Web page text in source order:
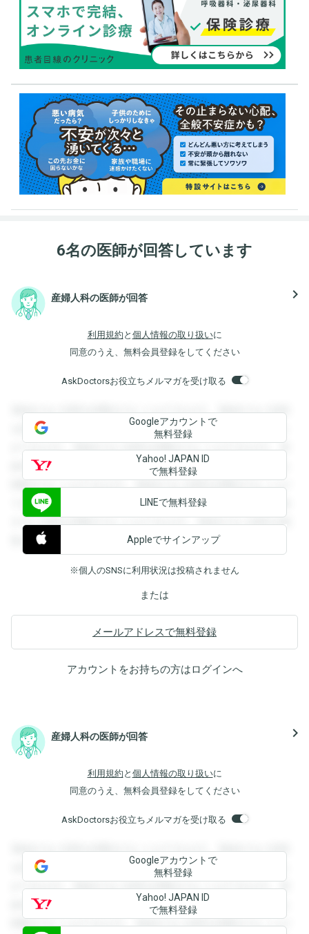
6名の医師が回答しています
産婦人科の医師が回答 navigate_next
利用規約 と 個人情報の取り扱いに
同意のうえ、無料会員登録をしてください
AskDoctorsお役立ちメルマガを受け取る
登録すると回答を閲覧することができます。登録すると回答
を閲覧することができます。登録すると回答を閲覧すること
ができます。登録すると回答を閲覧することができます。登
録すると回答を閲覧することができます。登録すると回答を
閲覧することができます。登録すると回答を閲覧することが
できます。登録すると回答を閲覧することができます。登録
すると回答を閲覧することができます。登録すると回答を閲
覧することができます。
Googleアカウントで
無料登録
Yahoo! JAPAN ID
で無料登録
LINEで無料登録
Appleでサインアップ
※個人のSNSに利用状況は投稿されません
または
メールアドレスで無料登録
アカウントをお持ちの方はログインへ
産婦人科の医師が回答 navigate_next
利用規約 と 個人情報の取り扱いに
同意のうえ、無料会員登録をしてください
AskDoctorsお役立ちメルマガを受け取る
登録すると回答を閲覧することができます。登録すると回答
を閲覧することができます。登録すると回答を閲覧すること
ができます。登録すると回答を閲覧することができます。登
録すると回答を閲覧することができます。登録すると回答を
閲覧することができます。登録すると回答を閲覧することが
Googleアカウントで
無料登録
Yahoo! JAPAN ID
で無料登録